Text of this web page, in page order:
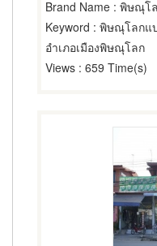
Brand Name : พิษณุโ
Keyword : พิษณุโลกแ
อำเภอเมืองพิษณุโลก
Views : 659 Time(s)